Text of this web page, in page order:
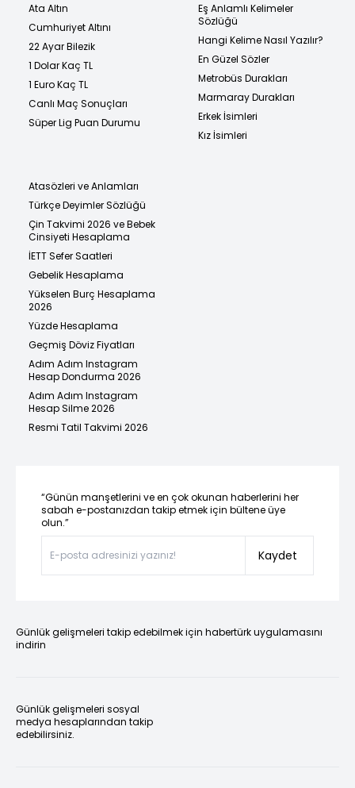
Ata Altın
Cumhuriyet Altını
22 Ayar Bilezik
1 Dolar Kaç TL
1 Euro Kaç TL
Canlı Maç Sonuçları
Süper Lig Puan Durumu
Eş Anlamlı Kelimeler
Sözlüğü
Hangi Kelime Nasıl Yazılır?
En Güzel Sözler
Metrobüs Durakları
Marmaray Durakları
Erkek İsimleri
Kız İsimleri
Atasözleri ve Anlamları
Türkçe Deyimler Sözlüğü
Çin Takvimi 2026 ve Bebek
Cinsiyeti Hesaplama
İETT Sefer Saatleri
Gebelik Hesaplama
Yükselen Burç Hesaplama
2026
Yüzde Hesaplama
Geçmiş Döviz Fiyatları
Adım Adım Instagram
Hesap Dondurma 2026
Adım Adım Instagram
Hesap Silme 2026
Resmi Tatil Takvimi 2026
“Günün manşetlerini ve en çok okunan haberlerini her
sabah e-postanızdan takip etmek için bültene üye
olun.”
Kaydet
Günlük gelişmeleri takip edebilmek için habertürk uygulamasını
indirin
Günlük gelişmeleri sosyal
medya hesaplarından takip
edebilirsiniz.